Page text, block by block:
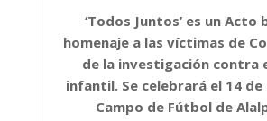
‘Todos Juntos’ es un Acto
homenaje a las víctimas de
de la investigación contra
infantil. Se celebrará el 14 de
Campo de Fútbol de